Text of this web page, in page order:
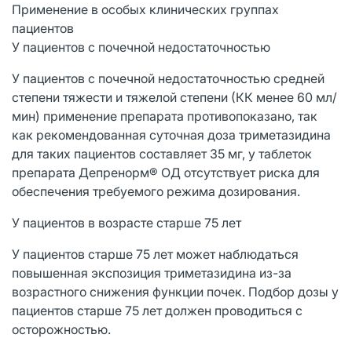
Применение в особых клинических группах
пациентов
У пациентов с почечной недостаточностью
У пациентов с почечной недостаточностью средней
степени тяжести и тяжелой степени (КК менее 60 мл/
мин) применение препарата противопоказано, так
как рекомендованная суточная доза триметазидина
для таких пациентов составляет 35 мг, у таблеток
препарата Депренорм® ОД отсутствует риска для
обеспечения требуемого режима дозирования.
У пациентов в возрасте старше 75 лет
У пациентов старше 75 лет может наблюдаться
повышенная экспозиция триметазидина из-за
возрастного снижения функции почек. Подбор дозы у
пациентов старше 75 лет должен проводиться с
осторожностью.